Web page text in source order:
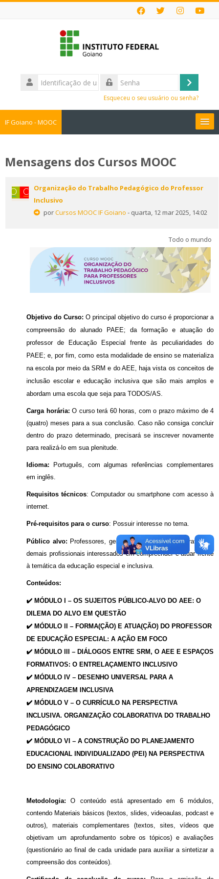
Identificação
de
Acessar
Esqueceu o seu usuário ou senha?
IF Goiano - MOOC
Faça sua Inscrição
Perguntas Frequentes
cursos
Mensagens dos Cursos MOOC
Organização do Trabalho Pedagógico do Professor
Inclusivo
porCursos MOOC IF Goiano - quarta, 12 mar 2025, 14:02
Todo o mundo
Objetivo do Curso: O principal objetivo do curso é proporcionar a
compreensão do alunado PAEE; da formação e atuação do
professor de Educação Especial frente às peculiaridades do
PAEE; e, por fim, como esta modalidade de ensino se materializa
na escola por meio da SRM e do AEE, haja vista os conceitos de
inclusão escolar e educação inclusiva que são mais amplos e
abordam uma escola que seja para TODOS/AS.
Carga horária: O curso terá 60 horas, com o prazo máximo de 4
(quatro) meses para a sua conclusão. Caso não consiga concluir
dentro do prazo determinado, precisará se inscrever novamente
para realizá-lo em sua plenitude.
Idioma: Português, com algumas referências complementares
em inglês.
Requisitos técnicos: Computador ou smartphone com acesso à
internet.
Pré-requisitos para o curso: Possuir interesse no tema.
Público alvo: Professores, gestores, técnicos administrativos e
demais profissionais interessados em compreender e atuar frente
à temática da educação especial e inclusiva.
Conteúdos:
✔️ MÓDULO I – OS SUJEITOS PÚBLICO-ALVO DO AEE: O
DILEMA DO ALVO EM QUESTÃO
✔️ MÓDULO II – FORMA(ÇÃO) E ATUA(ÇÃO) DO PROFESSOR
DE EDUCAÇÃO ESPECIAL: A AÇÃO EM FOCO
✔️ MÓDULO III – DIÁLOGOS ENTRE SRM, O AEE E ESPAÇOS
FORMATIVOS: O ENTRELAÇAMENTO INCLUSIVO
✔️ MÓDULO IV – DESENHO UNIVERSAL PARA A
APRENDIZAGEM INCLUSIVA
✔️ MÓDULO V – O CURRÍCULO NA PERSPECTIVA
INCLUSIVA. ORGANIZAÇÃO COLABORATIVA DO TRABALHO
PEDAGÓGICO
✔️ MÓDULO VI – A CONSTRUÇÃO DO PLANEJAMENTO
EDUCACIONAL INDIVIDUALIZADO (PEI) NA PERSPECTIVA
DO ENSINO COLABORATIVO
Metodologia:O conteúdo está apresentado em 6 módulos,
contendo Materiais básicos (textos, slides, videoaulas, podcast e
outros), materiais complementares (textos, sites, vídeos que
objetivam um aprofundamento sobre os tópicos) e avaliações
(questionário ao final de cada unidade para auxiliar a sintetizar a
compreensão dos conteúdos).